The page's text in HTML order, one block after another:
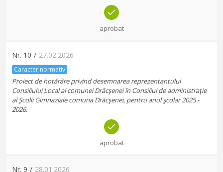
aprobat
Nr. 10 / 27.02.2026
Caracter normativ
Proiect de hotărâre privind desemnarea reprezentantului
Consiliului Local al comunei Drăcşenei în Consiliul de administraţie
al Şcolii Gimnaziale comuna Drăcşenei, pentru anul şcolar 2025 -
2026.
aprobat
Nr. 9 / 28.01.2026